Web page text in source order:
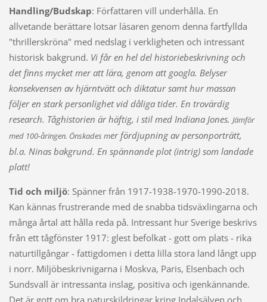
Handling/Budskap: Författaren vill underhålla. En
allvetande berättare lotsar läsaren genom denna fartfyllda
"thrillerskröna" med nedslag i verkligheten och intressant
historisk bakgrund. Vi får en hel del historiebeskrivning och
det finns mycket mer att lära, genom att googla. Belyser
konsekvensen av hjärntvätt och diktatur samt hur massan
följer en stark personlighet vid dåliga tider. En trovärdig
research. Tåghistorien är häftig, i stil med Indiana Jones. Jämför
med 100-åringen. Önskades mer fördjupning av personporträtt,
bl.a. Ninas bakgrund. En spännande plot (intrig) som landade
platt!
Tid och miljö: Spänner från 1917-1938-1970-1990-2018.
Kan kännas frustrerande med de snabba tidsväxlingarna och
många årtal att hålla reda på. Intressant hur Sverige beskrivs
från ett tågfönster 1917: glest befolkat - gott om plats - rika
naturtillgångar - fattigdomen i detta lilla stora land långt upp
i norr. Miljöbeskrivnigarna i Moskva, Paris, EIsenbach och
Sundsvall är intressanta inslag, positiva och igenkännande.